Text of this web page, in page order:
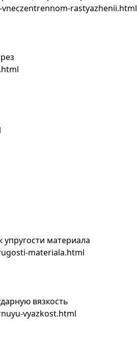
rastyazhenii.html
материала
materiala.html
вязкость
vyazkost.html